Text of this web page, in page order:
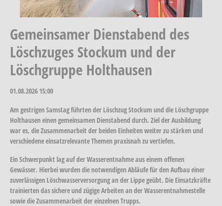
Gemeinsamer Dienstabend des
Löschzuges Stockum und der
Löschgruppe Holthausen
01.08.2026 15:00
Am gestrigen Samstag führten der Löschzug Stockum und die Löschgruppe
Holthausen einen gemeinsamen Dienstabend durch. Ziel der Ausbildung
war es, die Zusammenarbeit der beiden Einheiten weiter zu stärken und
verschiedene einsatzrelevante Themen praxisnah zu vertiefen.
Ein Schwerpunkt lag auf der Wasserentnahme aus einem offenen
Gewässer. Hierbei wurden die notwendigen Abläufe für den Aufbau einer
zuverlässigen Löschwasserversorgung an der Lippe geübt. Die Einsatzkräfte
trainierten das sichere und zügige Arbeiten an der Wasserentnahmestelle
sowie die Zusammenarbeit der einzelnen Trupps.